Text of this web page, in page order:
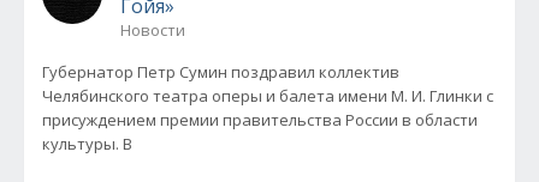
Гойя»
Новости
Губернатор Петр Сумин поздравил коллектив
Челябинского театра оперы и балета имени М. И. Глинки с
присуждением премии правительства России в области
культуры. В